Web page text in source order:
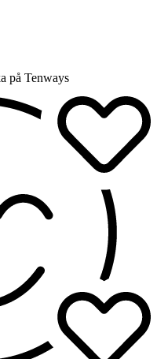
på Tenways